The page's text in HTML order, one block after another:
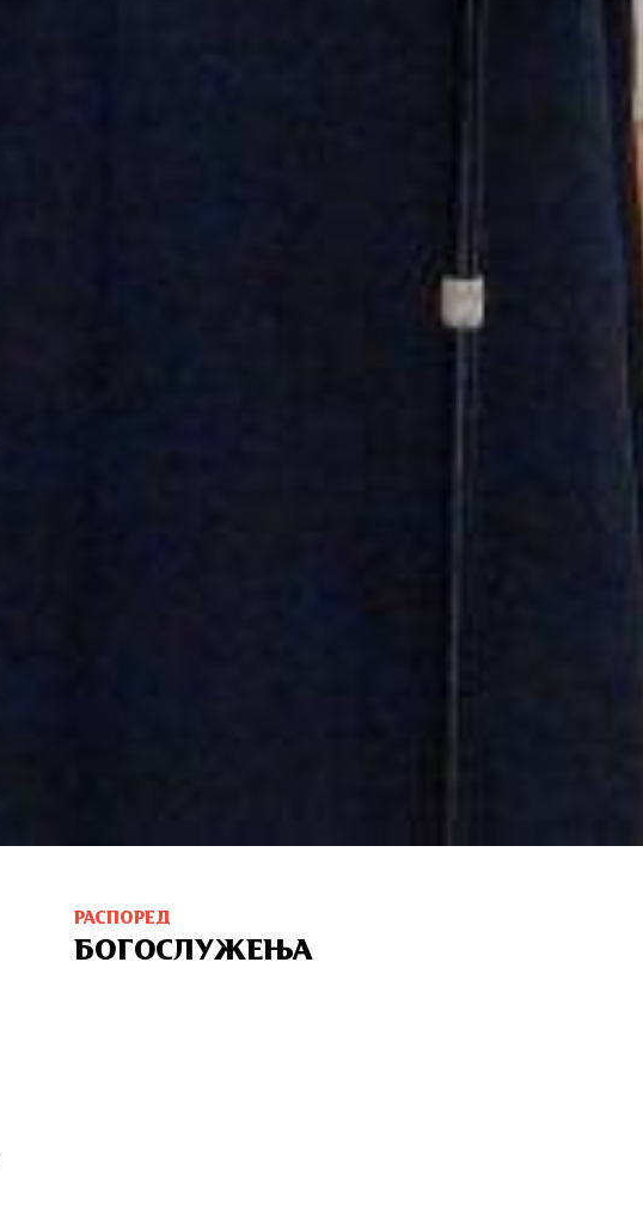
РАСПОРЕД
БОГОСЛУЖЕЊА